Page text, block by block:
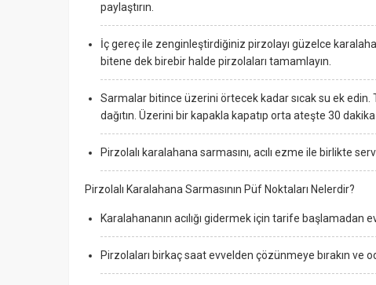
paylaştırın.
İç gereç ile zenginleştirdiğiniz pirzolayı güzelce
bitene dek birebir halde pirzolaları tamamlayın.
Sarmalar bitince üzerini örtecek kadar sıcak su ek
dağıtın. Üzerini bir kapakla kapatıp orta ateşte 30 dakika
Pirzolalı karalahana sarmasını, acılı ezme ile birlikte
Pirzolalı Karalahana Sarmasının Püf Noktaları Nelerdir?
Karalahananın acılığı gidermek için tarife başlamadan
Pirzolaları birkaç saat evvelden çözünmeye bırakın ve